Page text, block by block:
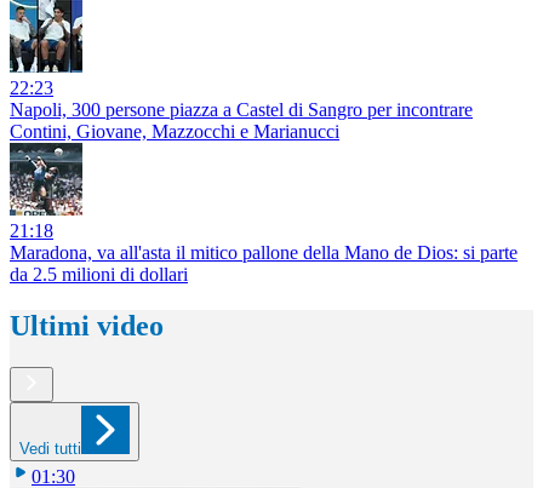
22:23
Napoli, 300 persone piazza a Castel di Sangro per incontrare
Contini, Giovane, Mazzocchi e Marianucci
21:18
Maradona, va all'asta il mitico pallone della Mano de Dios: si parte
da 2.5 milioni di dollari
Ultimi video
Vedi tutti
01:30